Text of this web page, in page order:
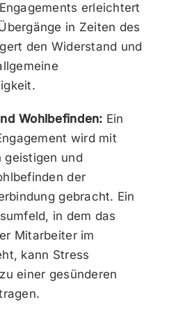
erleichtert
in Zeiten des
den Widerstand und
Wohlbefinden: Ein
wird mit
geistigen und
der
gebracht. Ein
in dem das
Mitarbeiter im
kann Stress
einer gesünderen